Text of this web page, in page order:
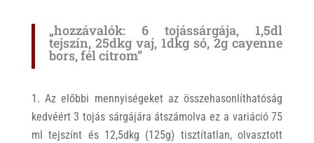
„hozzávalók: 6 tojássárgája, 1,5dl
tejszín, 25dkg vaj, 1dkg só, 2g cayenne
bors, fél citrom”
Az előbbi mennyiségeket az összehasonlíthatóság
kedvéért 3 tojás sárgájára átszámolva ez a variáció 75
ml tejszínt és 12,5dkg (125g) tisztítatlan, olvasztott